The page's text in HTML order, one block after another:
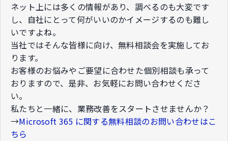
ネット上には多くの情報があり、調べるのも大変です
し、自社にとって何がいいのかイメージするのも難し
いですよね。​
当社ではそんな皆様に向け、無料相談会を実施してお
ります。​
お客様のお悩みやご要望に合わせた個別相談も承って
おりますので、​是非、お気軽にお問い合わせくださ
い。​
私たちと一緒に、業務改善をスタートさせませんか？
→Microsoft 365 に関する無料相談のお問い合わせはこ
ちら